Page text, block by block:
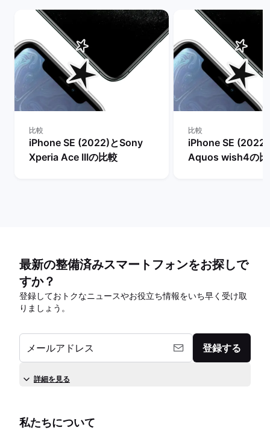
比較
iPhone SE (2022)とSony
Xperia Ace IIIの比較
比較
iPhone SE
Aquos wish4の
最新の整備済みスマートフォンをお探しで
すか？
登録しておトクなニュースやお役立ち情報をいち早く受け取
りましょう。
メールアドレス 登録する
詳細を見る
私たちについて